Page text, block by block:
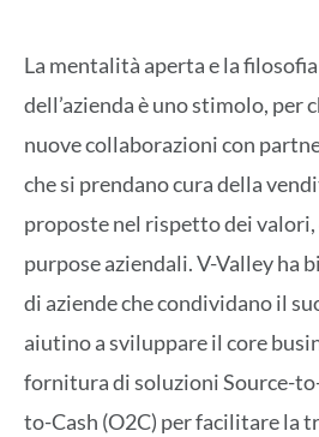
La mentalità aperta e la
dell’azienda è uno stimolo, per
nuove collaborazioni con
che si prendano cura della
proposte nel rispetto dei valori,
purpose aziendali. V-Valley ha
di aziende che condividano il
aiutino a sviluppare il core
fornitura di soluzioni Source-
to-Cash (O2C) per facilitare la